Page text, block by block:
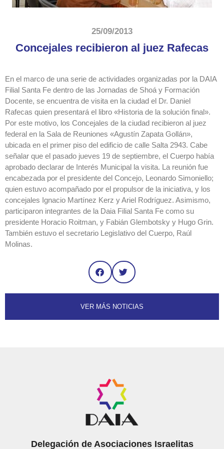
25/09/2013
Concejales recibieron al juez Rafecas
En el marco de una serie de actividades organizadas por la DAIA
Filial Santa Fe dentro de las Jornadas de Shoá y Formación
Docente, se encuentra de visita en la ciudad el Dr. Daniel
Rafecas quien presentará el libro «Historia de la solución final».
Por este motivo, los Concejales de la ciudad recibieron al juez
federal en la Sala de Reuniones «Agustín Zapata Gollán»,
ubicada en el primer piso del edificio de calle Salta 2943. Cabe
señalar que el pasado jueves 19 de septiembre, el Cuerpo había
aprobado declarar de Interés Municipal la visita. La reunión fue
encabezada por el presidente del Concejo, Leonardo Simoniello;
quien estuvo acompañado por el propulsor de la iniciativa, y los
concejales Ignacio Martínez Kerz y Ariel Rodríguez. Asimismo,
participaron integrantes de la Daia Filial Santa Fe como su
presidente Horacio Roitman, y Fabián Glembotsky y Hugo Grin.
También estuvo el secretario Legislativo del Cuerpo, Raúl
Molinas.
VER MÁS NOTICIAS
Delegación de Asociaciones Israelitas